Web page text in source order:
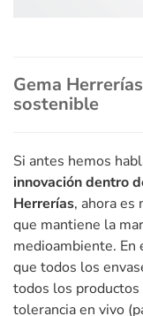
Gema
sostenible
Si antes hemos
innovación dentro
Herrerías, ahora es
que mantiene la
medioambiente.
que todos los
todos los
tolerancia en vivo